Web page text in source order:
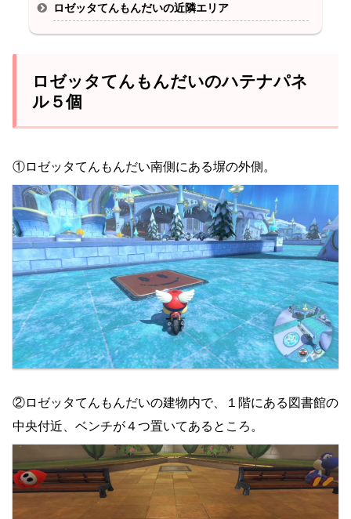
ロゼッタてんもんだいの近隣エリア
ロゼッタてんもんだいのハテナパネ
ル５個
①ロゼッタてんもんだい南側にある塀の外側。
②ロゼッタてんもんだいの建物内で、１階にある図書館の
中央付近、ベンチが４つ置いてあるところ。